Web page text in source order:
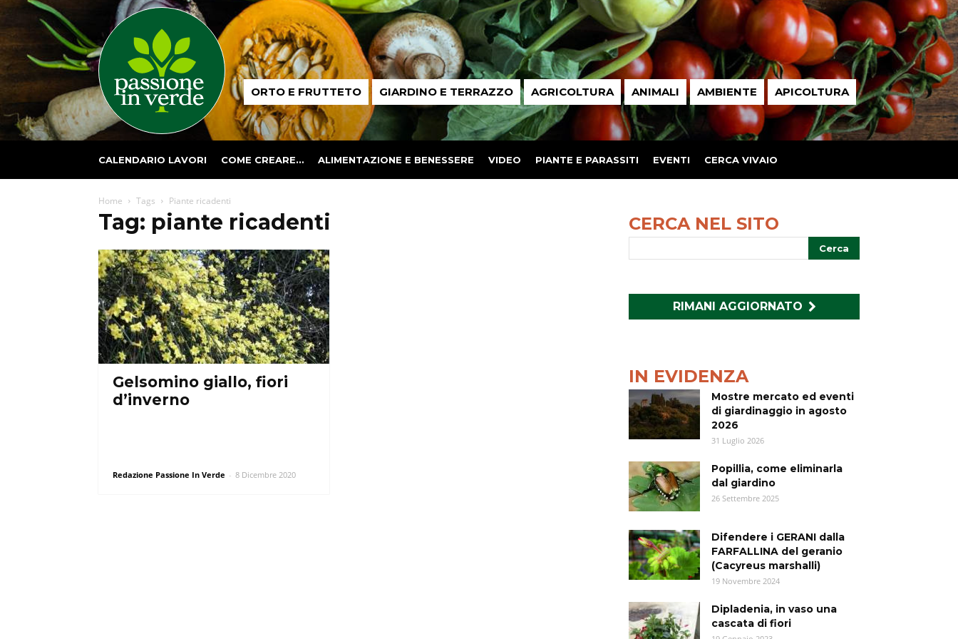
Passione
in ORTO E FRUTTETO GIARDINO E TERRAZZO AGRICOLTURA ANIMALI AMBIENTE APICOLTURA
CALENDARIO LAVORI COME CREARE… ALIMENTAZIONE E BENESSERE VIDEO PIANTE E PARASSITI EVENTI CERCA VIVAIO
Home Tags Piante ricadenti
Tag: piante ricadenti
Gelsomino giallo, fiori
d’inverno
Redazione Passione In Verde - 8 Dicembre 2020
CERCA NEL SITO
RIMANI AGGIORNATO
IN EVIDENZA
Mostre mercato ed eventi
di giardinaggio in agosto
2026
31 Luglio 2026
Popillia, come eliminarla
dal giardino
26 Settembre 2025
Difendere i GERANI dalla
FARFALLINA del geranio
(Cacyreus marshalli)
19 Novembre 2024
Dipladenia, in vaso una
cascata di fiori